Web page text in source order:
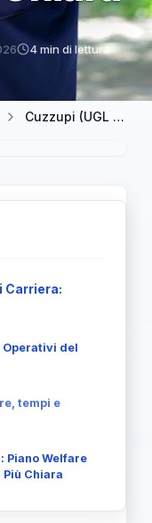
4 min di lettura
Cuzzupi (UGL Istruzione): Piano Welfare e una Progressione di Carriera Più Chiara
Carriera:
del
tempi e
Piano Welfare
Chiara